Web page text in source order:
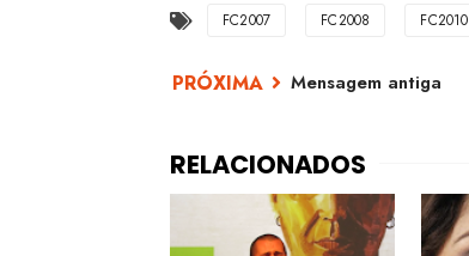
FC2007 FC2008 FC2010
Mensagem antiga